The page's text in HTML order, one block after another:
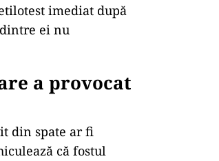
imediat după
ei nu
a provocat
din spate ar fi
că fostul